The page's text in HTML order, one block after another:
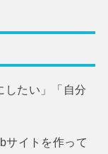
したい」「自分
サイトを作って